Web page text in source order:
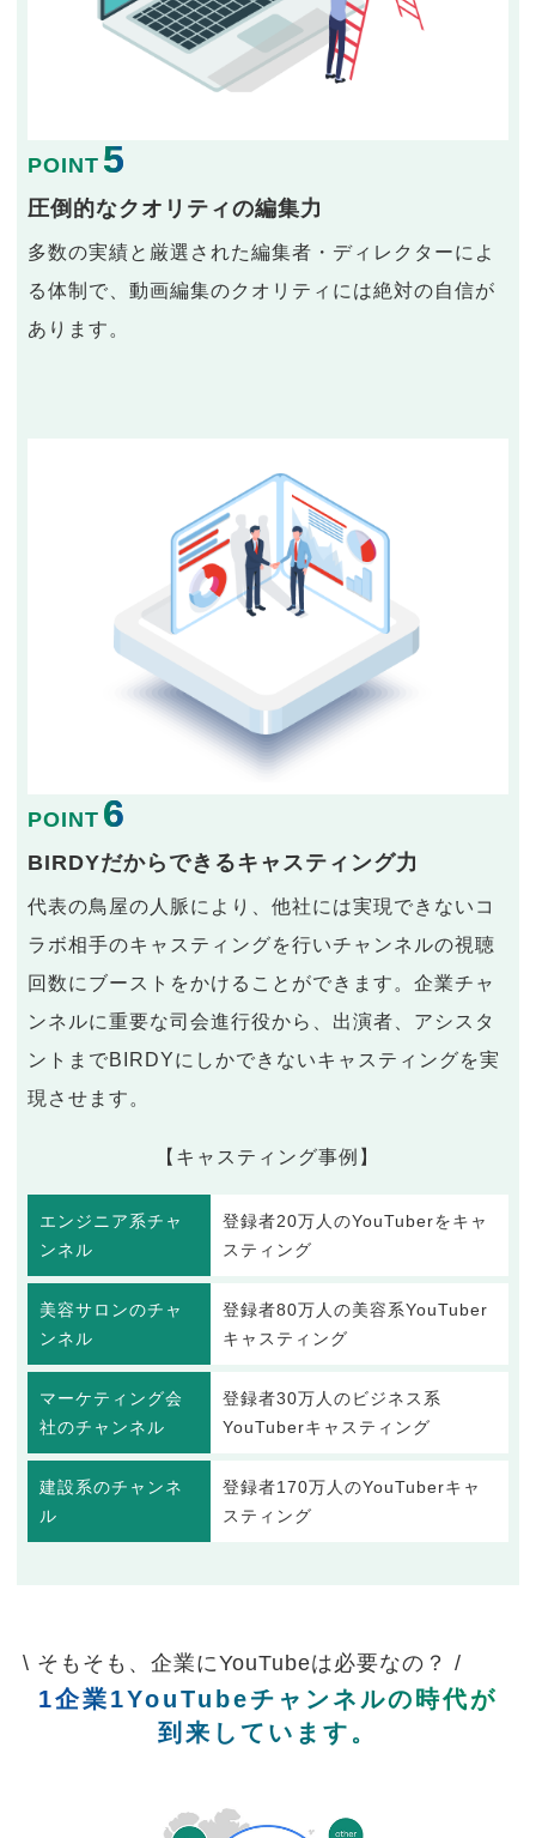
POINT 5
圧倒的なクオリティの編集力
多数の実績と厳選された編集者・ディレクターによ
る体制で、動画編集のクオリティには絶対の自信が
あります。
POINT 6
BIRDYだからできるキャスティング力
代表の鳥屋の人脈により、他社には実現できないコ
ラボ相手のキャスティングを行いチャンネルの視聴
回数にブーストをかけることができます。企業チャ
ンネルに重要な司会進行役から、出演者、アシスタ
ントまでBIRDYにしかできないキャスティングを実
現させます。
【キャスティング事例】
エンジニア系チャ
ンネル
登録者20万人のYouTuberをキャ
スティング
美容サロンのチャ
ンネル
登録者80万人の美容系YouTuber
キャスティング
マーケティング会
社のチャンネル
登録者30万人のビジネス系
YouTuberキャスティング
建設系のチャンネ
ル
登録者170万人のYouTuberキャ
スティング
\ そもそも、企業にYouTubeは必要なの？ /
1企業1YouTubeチャンネルの時代が
到来しています。